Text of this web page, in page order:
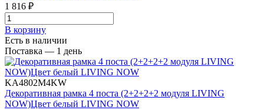
1 816 ₽
В корзинy
Есть в наличии
Поставка — 1 день
KA4802M4KW
Декоративная рамка 4 поста (2+2+2+2 модуля LIVING
NOW)Цвет белый LIVING NOW